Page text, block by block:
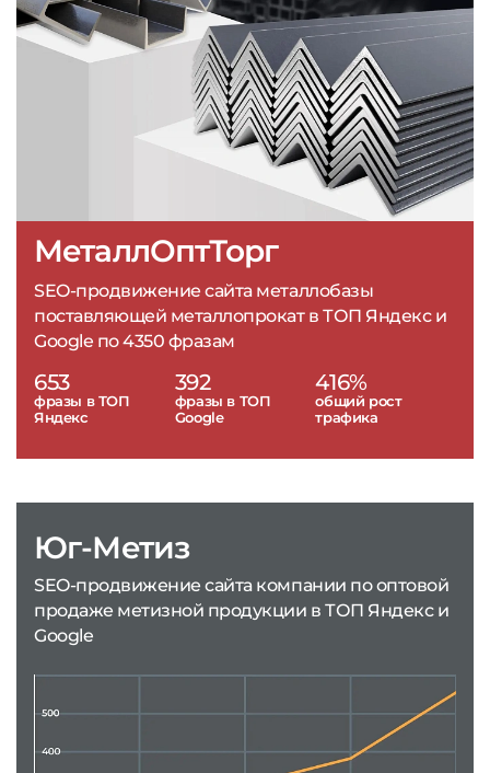
МеталлОптТорг
SEO-продвижение сайта металлобазы
поставляющей металлопрокат в ТОП Яндекс и
Google по 4350 фразам
653
фразы в ТОП
Яндекс
392
фразы в ТОП
Google
416%
общий рост
трафика
Юг-Метиз
SEO-продвижение сайта компании по оптовой
продаже метизной продукции в ТОП Яндекс и
Google